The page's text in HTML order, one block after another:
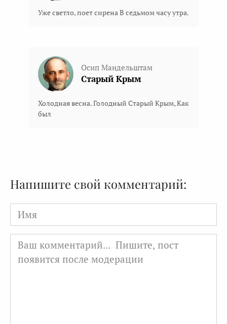
Уже светло, поет сирена В седьмом часу утра.
Осип Мандельштам
Старый Крым
Холодная весна. Голодный Старый Крым, Как
был
Напишите свой комментарий:
Имя